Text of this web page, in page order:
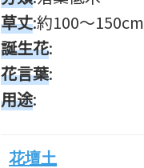
草丈:約100～150cm
誕生花:
花言葉:
用途:
花壇土